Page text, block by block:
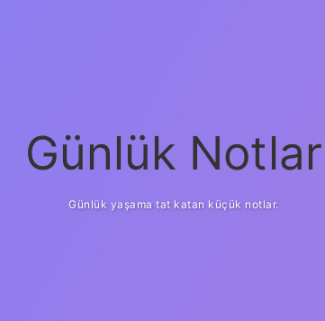
Günlük Notlar
Günlük yaşama tat katan küçük notlar.